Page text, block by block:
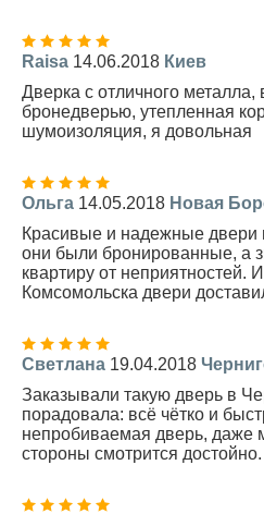
Raisa 14.06.2018 Киев
Дверка с отличного
бронедверью, утепленная
шумоизоляция, я довольная
Ольга 14.05.2018 Новая
Красивые и надежные двери
они были бронированные, а
квартиру от неприятностей.
Комсомольска двери
Светлана 19.04.2018
Заказывали такую дверь в
порадовала: всё чётко и
непробиваемая дверь, даже
стороны смотрится